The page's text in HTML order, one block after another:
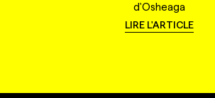
d'Osheaga
LIRE L'ARTICLE